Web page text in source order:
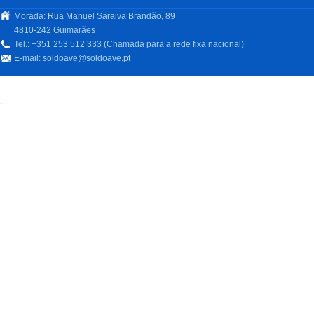
Morada: Rua Manuel Saraiva Brandão, 89
4810-242 Guimarães
Tel.: +351 253 512 333 (Chamada para a rede fixa nacional)
E-mail: soldoave@soldoave.pt
.